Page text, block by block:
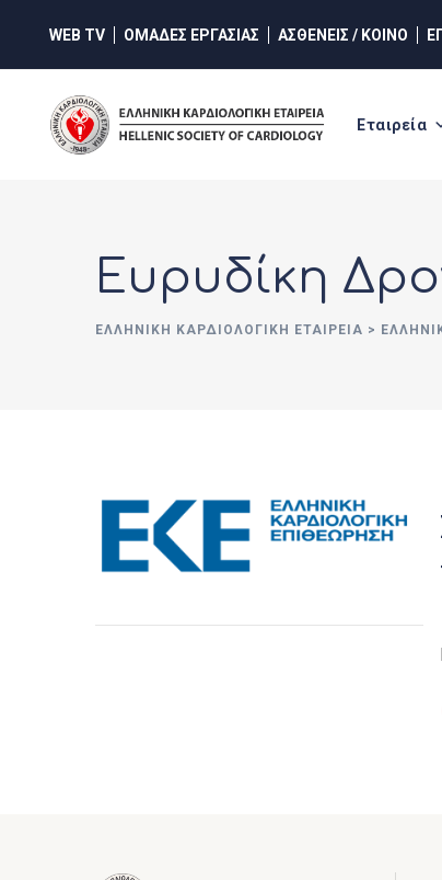
content
WEB TV ΟΜΑΔΕΣ ΕΡΓΑΣΙΑΣ ΑΣΘΕΝΕΙΣ / ΚΟΙΝΟ
Εταιρεία
Ευρυδίκη
ΕΛΛΗΝΙΚΉ ΚΑΡΔΙΟΛΟΓΙΚΉ ΕΤΑΙΡΕΊΑ >